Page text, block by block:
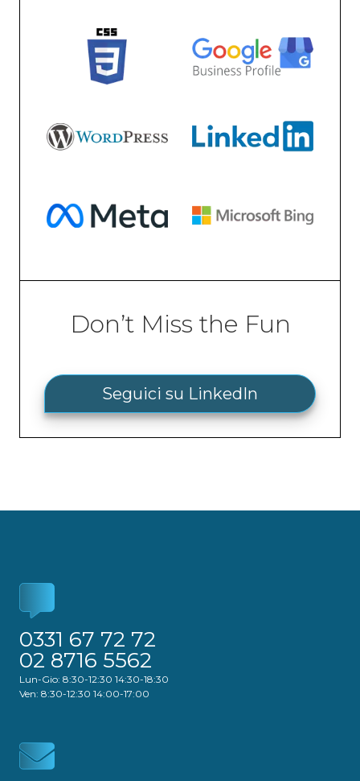
Don’t Miss the Fun
Seguici su LinkedIn
0331 67 72 72
02 8716 5562
Lun-Gio: 8:30-12:30 14:30-18:30
Ven: 8:30-12:30 14:00-17:00